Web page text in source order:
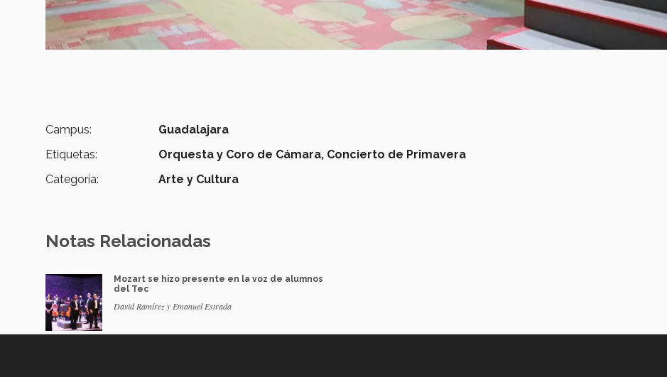
Campus:
Guadalajara
Etiquetas:
Orquesta y Coro de Cámara, Concierto de Primavera
Categoría:
Arte y Cultura
Notas Relacionadas
Mozart se hizo presente en la voz de alumnos
del Tec
David Ramírez y Emanuel Estrada